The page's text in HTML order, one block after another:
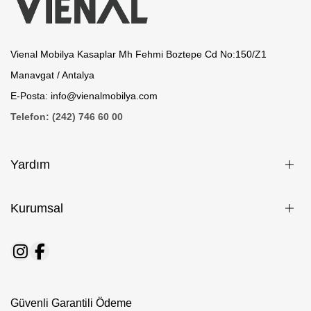
Vienal Mobilya Kasaplar Mh Fehmi Boztepe Cd No:150/Z1
Manavgat / Antalya
E-Posta: info@vienalmobilya.com
Telefon: (242) 746 60 00
Yardım
Kurumsal
Güvenli Garantili Ödeme